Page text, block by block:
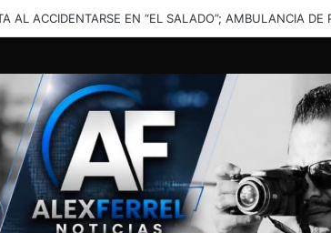
denuncian inundaciones en calles de Santa